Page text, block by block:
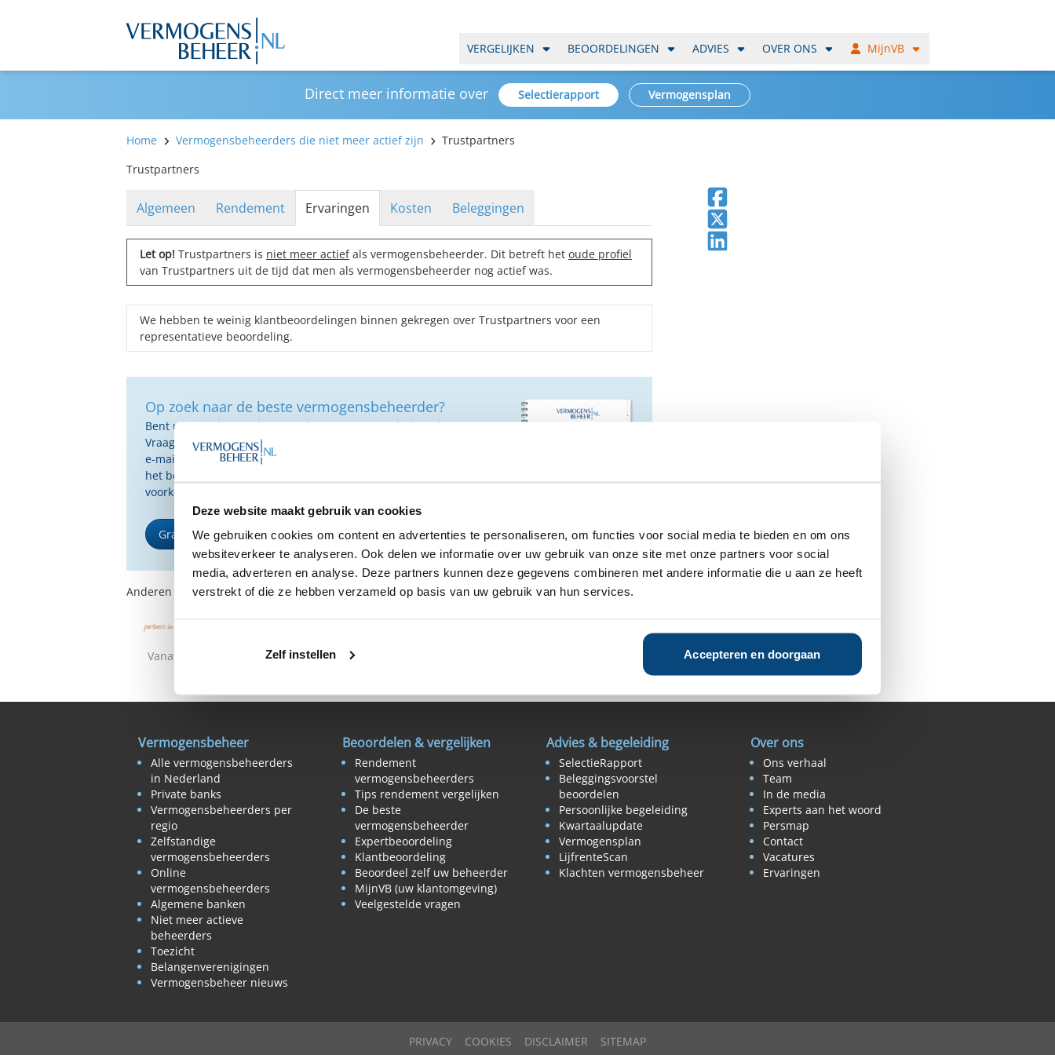
Deze website maakt gebruik van cookies
We gebruiken cookies om content en advertenties te personaliseren, om functies voor social media te bieden en om ons
websiteverkeer te analyseren. Ook delen we informatie over uw gebruik van onze site met onze partners voor social
media, adverteren en analyse. Deze partners kunnen deze gegevens combineren met andere informatie die u aan ze heeft
verstrekt of die ze hebben verzameld op basis van uw gebruik van hun services.
Zelf instellen Accepteren en doorgaan
VERGELIJKEN BEOORDELINGEN ADVIES OVER ONS MijnVB
Direct meer informatie over Selectierapport Vermogensplan
Home Vermogensbeheerders die niet meer actief zijn
Trustpartners
Trustpartners
Algemeen Rendement Ervaringen Kosten Beleggingen
Let op! Trustpartners is niet meer actiefals vermogensbeheerder. Dit betreft het oude profiel
van Trustpartners uit de tijd dat men als vermogensbeheerder nog actief was.
We hebben te weinig klantbeoordelingen binnen gekregen over Trustpartners voor een
representatieve beoordeling.
Op zoek naar de beste vermogensbeheerder?
Bent u op zoek naar de voor u beste vermogensbeheerder?
Vraag dan gratis en geheel vrijblijvend een SelectieRapport aan. Per
e-mail ontvangt u een selectie van goede vermogensbeheerders die
het beste passen bij uw persoonlijke situatie, wensen en
voorkeuren.
Gratis Selectierapport
Anderen bekeken ook:
Vanaf €250.000 Vanaf €250.000
Deel op Facebook
Deel op X
Deel op LinkedIn
Vermogensbeheer
Alle vermogensbeheerders
in Nederland
Private banks
Vermogensbeheerders per
regio
Zelfstandige
vermogensbeheerders
Online
vermogensbeheerders
Algemene banken
Niet meer actieve
beheerders
Toezicht
Belangenverenigingen
Vermogensbeheer nieuws
Beoordelen & vergelijken
Rendement
vermogensbeheerders
Tips rendement vergelijken
De beste
vermogensbeheerder
Expertbeoordeling
Klantbeoordeling
Beoordeel zelf uw beheerder
MijnVB (uw klantomgeving)
Veelgestelde vragen
Advies & begeleiding
SelectieRapport
Beleggingsvoorstel
beoordelen
Persoonlijke begeleiding
Kwartaalupdate
Vermogensplan
LijfrenteScan
Klachten vermogensbeheer
Over ons
Ons verhaal
Team
In de media
Experts aan het woord
Persmap
Contact
Vacatures
Ervaringen
PRIVACY COOKIES DISCLAIMER SITEMAP